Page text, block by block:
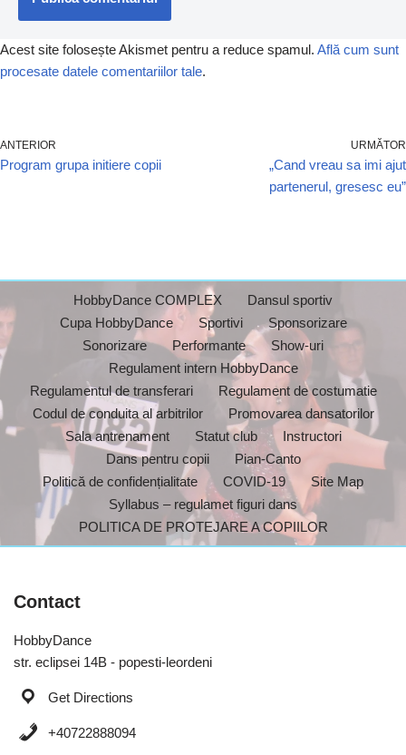
Acest site folosește Akismet pentru a reduce spamul. Află cum sunt
procesate datele comentariilor tale.
ANTERIOR
Program grupa initiere copii
URMĂTOR
„Cand vreau sa imi ajut
partenerul, gresesc eu”
HobbyDance COMPLEX
Dansul sportiv
Cupa HobbyDance
Sportivi
Sponsorizare
Sonorizare
Performante
Show-uri
Regulament intern HobbyDance
Regulamentul de transferari
Regulament de costumatie
Codul de conduita al arbitrilor
Promovarea dansatorilor
Sala antrenament
Statut club
Instructori
Dans pentru copii
Pian-Canto
Politică de confidențialitate
COVID-19
Site Map
Syllabus – regulamet figuri dans
POLITICA DE PROTEJARE A COPIILOR
Contact
HobbyDance
str. eclipsei 14B - popesti-leordeni
Get Directions
+40722888094